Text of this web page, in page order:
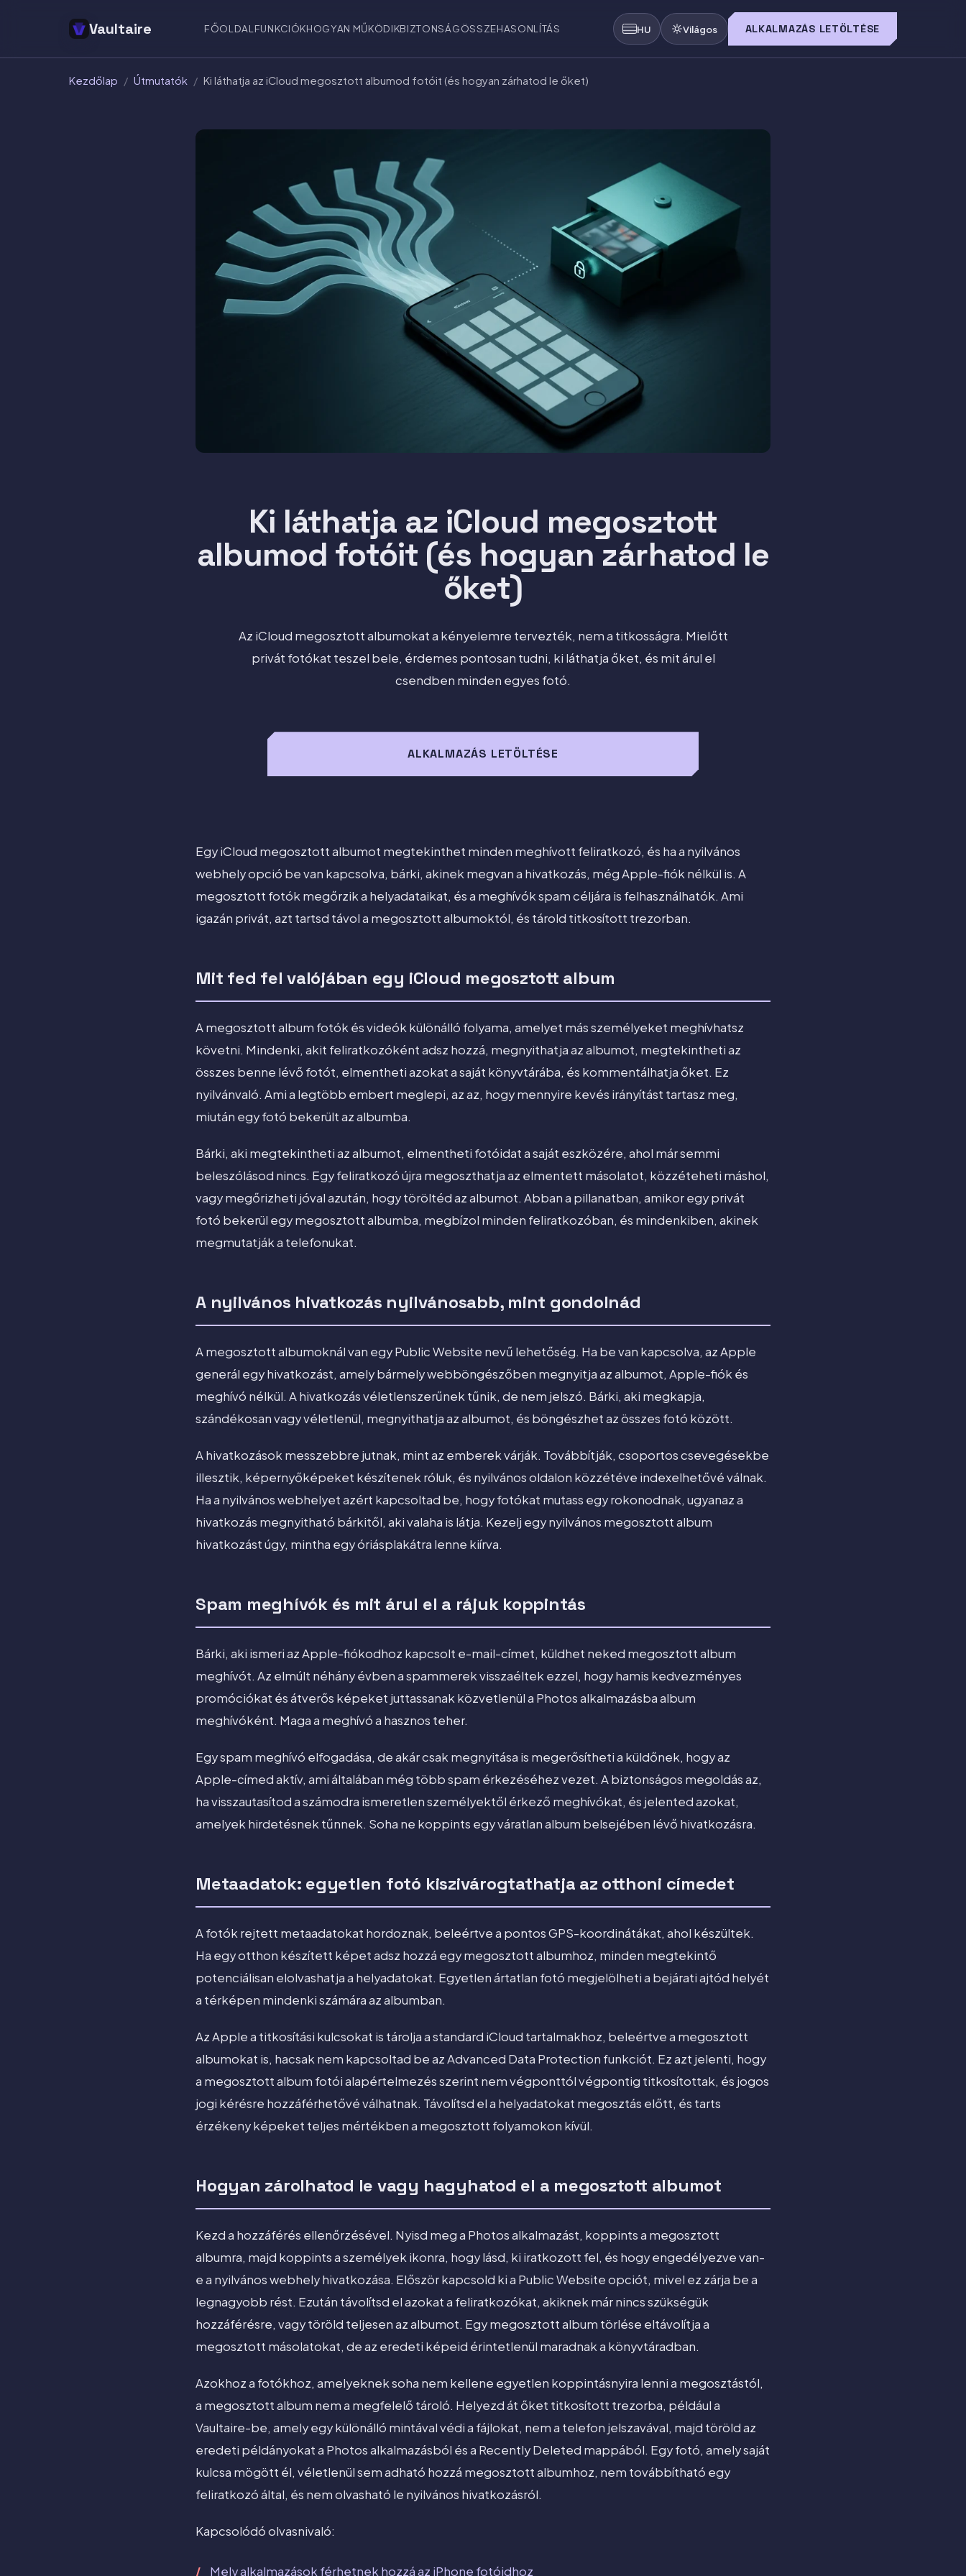
Vaultaire FŐOLDAL FUNKCIÓKHOGYAN MŰKÖDIKBIZTONSÁGÖSSZEHASONLÍTÁS HU Világos ALKALMAZÁS LETÖLTÉSE
Kezdőlap / Útmutatók / Ki láthatja az iCloud megosztott albumod fotóit (és hogyan zárhatod le őket)
Ki láthatja az iCloud megosztott
albumod fotóit (és hogyan zárhatod le
őket)
Az iCloud megosztott albumokat a kényelemre tervezték, nem a titkosságra. Mielőtt
privát fotókat teszel bele, érdemes pontosan tudni, ki láthatja őket, és mit árul el
csendben minden egyes fotó.
ALKALMAZÁS LETÖLTÉSE
Egy iCloud megosztott albumot megtekinthet minden meghívott feliratkozó, és ha a nyilvános
webhely opció be van kapcsolva, bárki, akinek megvan a hivatkozás, még Apple-fiók nélkül is. A
megosztott fotók megőrzik a helyadataikat, és a meghívók spam céljára is felhasználhatók. Ami
igazán privát, azt tartsd távol a megosztott albumoktól, és tárold titkosított trezorban.
Mit fed fel valójában egy iCloud megosztott album
A megosztott album fotók és videók különálló folyama, amelyet más személyeket meghívhatsz
követni. Mindenki, akit feliratkozóként adsz hozzá, megnyithatja az albumot, megtekintheti az
összes benne lévő fotót, elmentheti azokat a saját könyvtárába, és kommentálhatja őket. Ez
nyilvánvaló. Ami a legtöbb embert meglepi, az az, hogy mennyire kevés irányítást tartasz meg,
miután egy fotó bekerült az albumba.
Bárki, aki megtekintheti az albumot, elmentheti fotóidat a saját eszközére, ahol már semmi
beleszólásod nincs. Egy feliratkozó újra megoszthatja az elmentett másolatot, közzéteheti máshol,
vagy megőrizheti jóval azután, hogy töröltéd az albumot. Abban a pillanatban, amikor egy privát
fotó bekerül egy megosztott albumba, megbízol minden feliratkozóban, és mindenkiben, akinek
megmutatják a telefonukat.
A nyilvános hivatkozás nyilvánosabb, mint gondolnád
A megosztott albumoknál van egy Public Website nevű lehetőség. Ha be van kapcsolva, az Apple
generál egy hivatkozást, amely bármely webböngészőben megnyitja az albumot, Apple-fiók és
meghívó nélkül. A hivatkozás véletlenszerűnek tűnik, de nem jelszó. Bárki, aki megkapja,
szándékosan vagy véletlenül, megnyithatja az albumot, és böngészhet az összes fotó között.
A hivatkozások messzebbre jutnak, mint az emberek várják. Továbbítják, csoportos csevegésekbe
illesztik, képernyőképeket készítenek róluk, és nyilvános oldalon közzétéve indexelhetővé válnak.
Ha a nyilvános webhelyet azért kapcsoltad be, hogy fotókat mutass egy rokonodnak, ugyanaz a
hivatkozás megnyitható bárkitől, aki valaha is látja. Kezelj egy nyilvános megosztott album
hivatkozást úgy, mintha egy óriásplakátra lenne kiírva.
Spam meghívók és mit árul el a rájuk koppintás
Bárki, aki ismeri az Apple-fiókodhoz kapcsolt e-mail-címet, küldhet neked megosztott album
meghívót. Az elmúlt néhány évben a spammerek visszaéltek ezzel, hogy hamis kedvezményes
promóciókat és átverős képeket juttassanak közvetlenül a Photos alkalmazásba album
meghívóként. Maga a meghívó a hasznos teher.
Egy spam meghívó elfogadása, de akár csak megnyitása is megerősítheti a küldőnek, hogy az
Apple-címed aktív, ami általában még több spam érkezéséhez vezet. A biztonságos megoldás az,
ha visszautasítod a számodra ismeretlen személyektől érkező meghívókat, és jelented azokat,
amelyek hirdetésnek tűnnek. Soha ne koppints egy váratlan album belsejében lévő hivatkozásra.
Metaadatok: egyetlen fotó kiszivárogtathatja az otthoni címedet
A fotók rejtett metaadatokat hordoznak, beleértve a pontos GPS-koordinátákat, ahol készültek.
Ha egy otthon készített képet adsz hozzá egy megosztott albumhoz, minden megtekintő
potenciálisan elolvashatja a helyadatokat. Egyetlen ártatlan fotó megjelölheti a bejárati ajtód helyét
a térképen mindenki számára az albumban.
Az Apple a titkosítási kulcsokat is tárolja a standard iCloud tartalmakhoz, beleértve a megosztott
albumokat is, hacsak nem kapcsoltad be az Advanced Data Protection funkciót. Ez azt jelenti, hogy
a megosztott album fotói alapértelmezés szerint nem végponttól végpontig titkosítottak, és jogos
jogi kérésre hozzáférhetővé válhatnak. Távolítsd el a helyadatokat megosztás előtt, és tarts
érzékeny képeket teljes mértékben a megosztott folyamokon kívül.
Hogyan zárolhatod le vagy hagyhatod el a megosztott albumot
Kezd a hozzáférés ellenőrzésével. Nyisd meg a Photos alkalmazást, koppints a megosztott
albumra, majd koppints a személyek ikonra, hogy lásd, ki iratkozott fel, és hogy engedélyezve van-
e a nyilvános webhely hivatkozása. Először kapcsold ki a Public Website opciót, mivel ez zárja be a
legnagyobb rést. Ezután távolítsd el azokat a feliratkozókat, akiknek már nincs szükségük
hozzáférésre, vagy töröld teljesen az albumot. Egy megosztott album törlése eltávolítja a
megosztott másolatokat, de az eredeti képeid érintetlenül maradnak a könyvtáradban.
Azokhoz a fotókhoz, amelyeknek soha nem kellene egyetlen koppintásnyira lenni a megosztástól,
a megosztott album nem a megfelelő tároló. Helyezd át őket titkosított trezorba, például a
Vaultaire-be, amely egy különálló mintával védi a fájlokat, nem a telefon jelszavával, majd töröld az
eredeti példányokat a Photos alkalmazásból és a Recently Deleted mappából. Egy fotó, amely saját
kulcsa mögött él, véletlenül sem adható hozzá megosztott albumhoz, nem továbbítható egy
feliratkozó által, és nem olvasható le nyilvános hivatkozásról.
Kapcsolódó olvasnivaló:
Mely alkalmazások férhetnek hozzá az iPhone fotóidhoz